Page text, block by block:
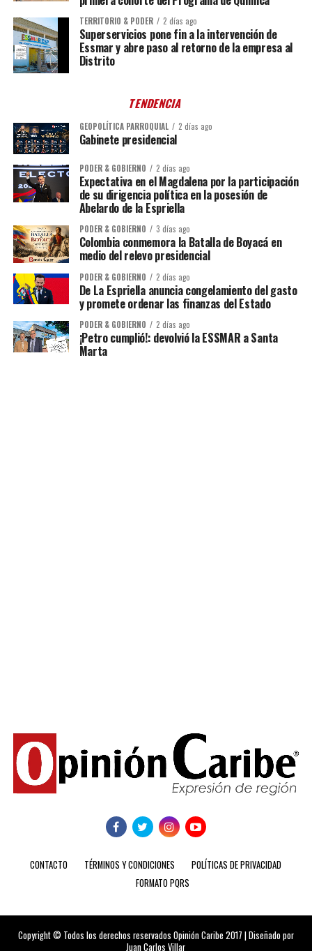
TERRITORIO & PODER 2 días ago
Superservicios pone fin a la intervención de
Essmar y abre paso al retorno de la empresa al
Distrito
TENDENCIA
GEOPOLÍTICA PARROQUIAL 2 días ago
Gabinete presidencial
PODER & GOBIERNO 2 días ago
Expectativa en el Magdalena por la participación
de su dirigencia política en la posesión de
Abelardo de la Espriella
PODER & GOBIERNO 3 días ago
Colombia conmemora la Batalla de Boyacá en
medio del relevo presidencial
PODER & GOBIERNO 2 días ago
De La Espriella anuncia congelamiento del gasto
y promete ordenar las finanzas del Estado
PODER & GOBIERNO 2 días ago
¡Petro cumplió!: devolvió la ESSMAR a Santa
Marta
CONTACTO TÉRMINOS Y CONDICIONES
POLÍTICAS DE PRIVACIDAD
FORMATO PQRS
Copyright © Todos los derechos reservados Opinión Caribe 2017 | Diseñado por
Juan Carlos Villar